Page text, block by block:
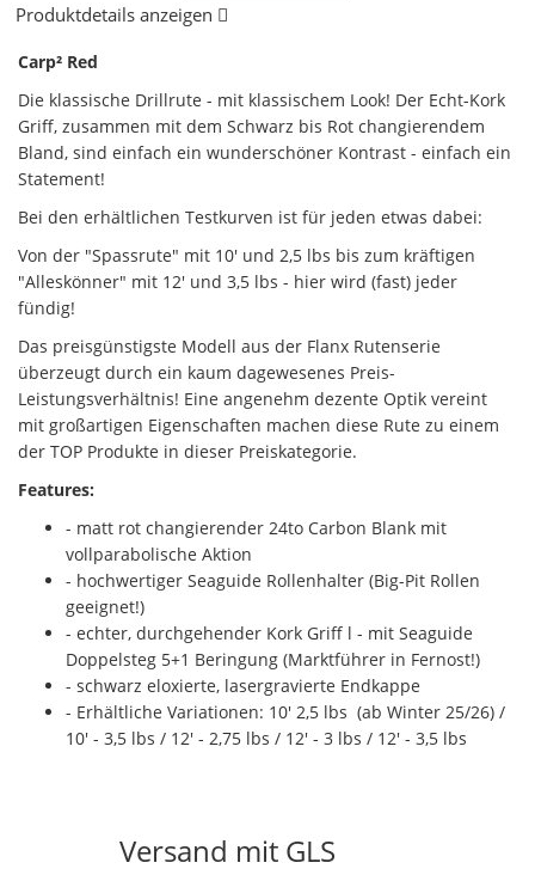
Produktdetails anzeigen
Carp² Red
Die klassische Drillrute - mit klassischem Look! Der Echt-Kork
Griff, zusammen mit dem Schwarz bis Rot changierendem
Bland, sind einfach ein wunderschöner Kontrast - einfach ein
Statement!
Bei den erhältlichen Testkurven ist für jeden etwas dabei:
Von der "Spassrute" mit 10' und 2,5 lbs bis zum kräftigen
"Alleskönner" mit 12' und 3,5 lbs - hier wird (fast) jeder
fündig!
Das preisgünstigste Modell aus der Flanx Rutenserie
überzeugt durch ein kaum dagewesenes Preis-
Leistungsverhältnis! Eine angenehm dezente Optik vereint
mit großartigen Eigenschaften machen diese Rute zu einem
der TOP Produkte in dieser Preiskategorie.
Features:
- matt rot changierender 24to Carbon Blank mit
vollparabolische Aktion
- hochwertiger Seaguide Rollenhalter (Big-Pit Rollen
geeignet!)
- echter, durchgehender Kork Griff l - mit Seaguide
Doppelsteg 5+1 Beringung (Marktführer in Fernost!)
- schwarz eloxierte, lasergravierte Endkappe
- Erhältliche Variationen: 10' 2,5 lbs (ab Winter 25/26) /
10' - 3,5 lbs / 12' - 2,75 lbs / 12' - 3 lbs / 12' - 3,5 lbs
Versand mit GLS